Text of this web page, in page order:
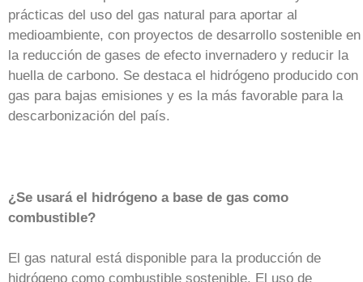
prácticas del uso del gas natural para aportar al
medioambiente, con proyectos de desarrollo sostenible en
la reducción de gases de efecto invernadero y reducir la
huella de carbono. Se destaca el hidrógeno producido con
gas para bajas emisiones y es la más favorable para la
descarbonización del país.
¿Se usará el hidrógeno a base de gas como
combustible?
El gas natural está disponible para la producción de
hidrógeno como combustible sostenible. El uso de